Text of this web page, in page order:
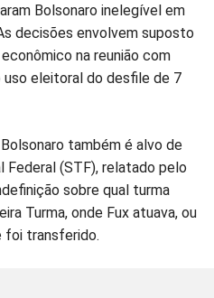
Bolsonaro inelegível em
decisões envolvem suposto
na reunião com
uso eleitoral do desfile de 7
também é alvo de
Federal (STF), relatado pelo
sobre qual turma
Turma, onde Fux atuava, ou
foi transferido.